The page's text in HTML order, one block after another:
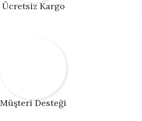
Ücretsiz Kargo
Müşteri Desteği